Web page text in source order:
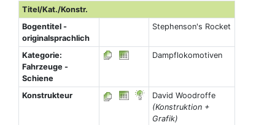
Titel/Kat./Konstr.
Bogentitel -
originalsprachlich
Stephenson's Rocket
Kategorie:
Fahrzeuge -
Schiene
Dampflokomotiven
Konstrukteur
David Woodroffe
(Konstruktion +
Grafik)